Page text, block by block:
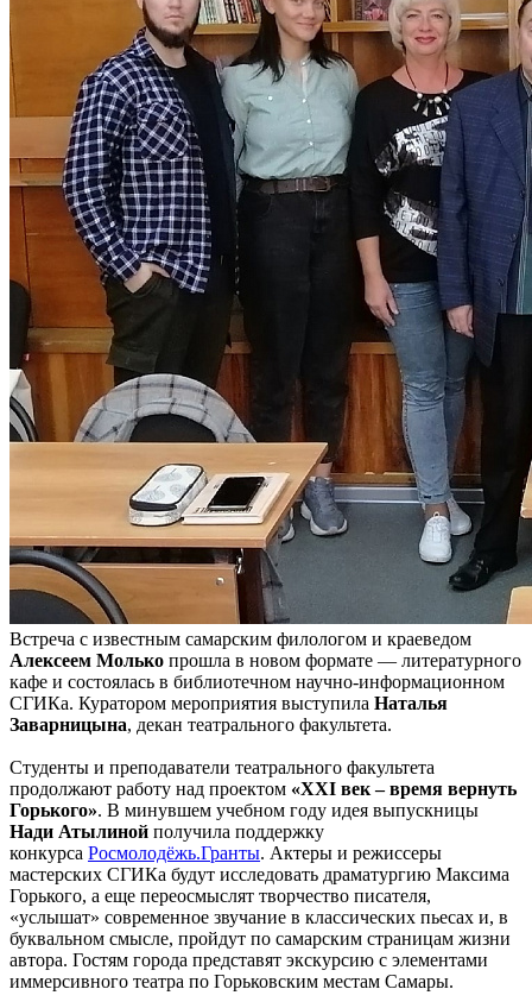
Встреча с известным самарским филологом и краеведом
Алексеем Молько прошла в новом формате — литературного
кафе и состоялась в библиотечном научно-информационном
СГИКа. Куратором мероприятия выступила Наталья
Заварницына, декан театрального факультета.
Студенты и преподаватели театрального факультета
продолжают работу над проектом «XXI век – время вернуть
Горького». В минувшем учебном году идея выпускницы
Нади Атылиной получила поддержку
конкурса Росмолодёжь.Гранты. Актеры и режиссеры
мастерских СГИКа будут исследовать драматургию Максима
Горького, а еще переосмыслят творчество писателя,
«услышат» современное звучание в классических пьесах и, в
буквальном смысле, пройдут по самарским страницам жизни
автора. Гостям города представят экскурсию с элементами
иммерсивного театра по Горьковским местам Самары.